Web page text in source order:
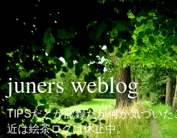
juners weblog
TIPSだとか記録だか何か気づい
近は絵茶ログは休止中。